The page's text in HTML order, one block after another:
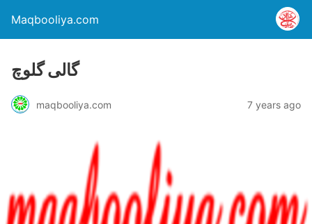
Maqbooliya.com
گالی گلوچ
maqbooliya.com 7 years ago